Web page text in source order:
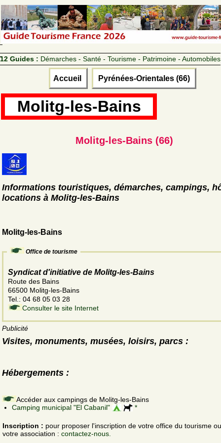
12 Guides : Démarches - Santé - Tourisme - Patrimoine - Automobiles
Accueil Pyrénées-Orientales (66)
Molitg-les-Bains
Molitg-les-Bains (66)
Informations touristiques, démarches, campings,
locations à Molitg-les-Bains
Molitg-les-Bains
Office de tourisme
Syndicat d'initiative de Molitg-les-Bains
Route des Bains
66500 Molitg-les-Bains
Tel.: 04 68 05 03 28
Consulter le site Internet
Publicité
Visites, monuments, musées, loisirs, parcs :
Hébergements :
Accéder aux campings de Molitg-les-Bains
Camping municipal "El Cabanil"
*
Inscription : pour proposer l'inscription de votre office du tourisme
votre association : contactez-nous.